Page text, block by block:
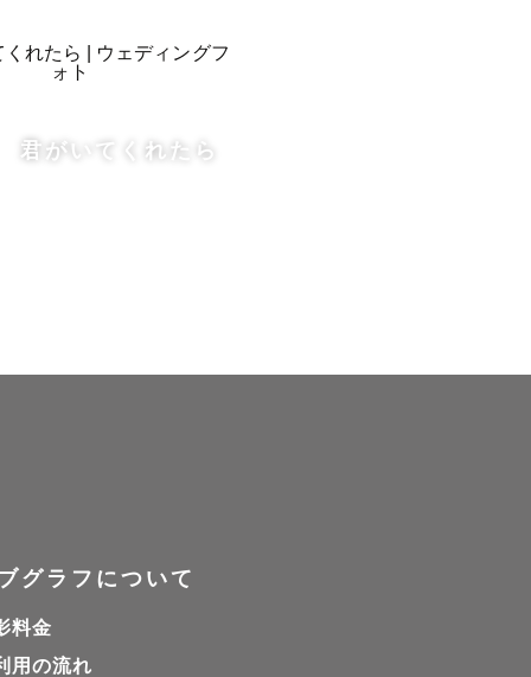
君がいてくれたら
グラフについて
料金
用の流れ